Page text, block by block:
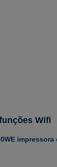
Wifi